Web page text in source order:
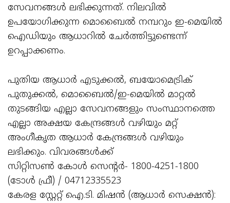
സേവനങ്ങള്‍ ലഭിക്കുന്നത്. നിലവില്‍
ഉപയോഗിക്കുന്ന മൊബൈല്‍ നമ്പറും ഇ-മെയില്‍
ഐഡിയും ആധാറില്‍ ചേര്‍ത്തിട്ടുണ്ടെന്ന്
ഉറപ്പാക്കണം.
പുതിയ ആധാര്‍ എടുക്കല്‍, ബയോമെട്രിക്
പുതുക്കല്‍, മൊബൈല്‍/ഇ-മെയില്‍ മാറ്റല്‍
തുടങ്ങിയ എല്ലാ സേവനങ്ങളും സംസ്ഥാനത്തെ
എല്ലാ അക്ഷയ കേന്ദ്രങ്ങള്‍ വഴിയും മറ്റ്
അംഗീകൃത ആധാര്‍ കേന്ദ്രങ്ങള്‍ വഴിയും
ലഭിക്കും. വിവരങ്ങള്‍ക്ക്
സിറ്റിസണ്‍ കോള്‍ സെന്റര്‍- 1800-4251-1800
(ടോള്‍ ഫ്രീ) / 04712335523
കേരള സ്റ്റേറ്റ് ഐ.ടി. മിഷന്‍ (ആധാര്‍ സെക്ഷന്‍):